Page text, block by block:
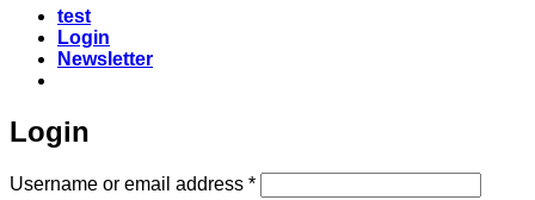
test
Login
Newsletter
Login
Username or email address *Required